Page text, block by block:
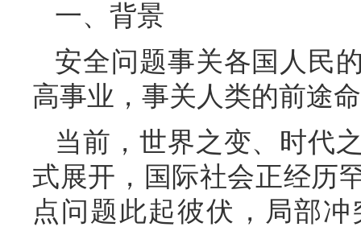
一、背景
安全问题事关各国人民
高事业，事关人类的前途
当前，世界之变、时代
式展开，国际社会正经历
点问题此起彼伏，局部